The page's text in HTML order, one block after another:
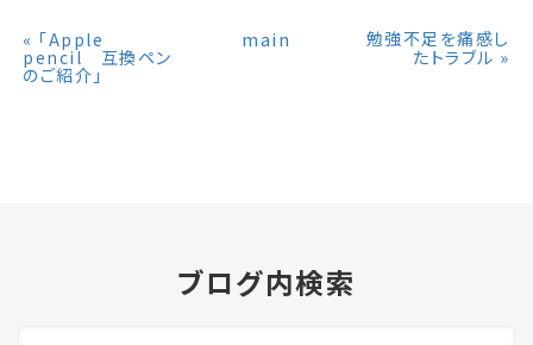
« 「Apple
pencil 互換ペン
のご紹介」
main
勉強不足を痛感し
たトラブル »
ブログ内検索